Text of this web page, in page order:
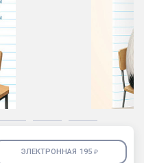
ЭЛЕКТРОННАЯ 195₽